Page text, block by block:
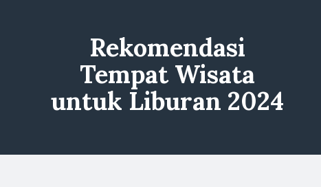
Rekomendasi
Tempat Wisata
untuk Liburan 2024